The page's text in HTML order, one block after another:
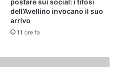
postare sui social: i tifosi
dell’Avellino invocano il suo
arrivo
11 ore fa